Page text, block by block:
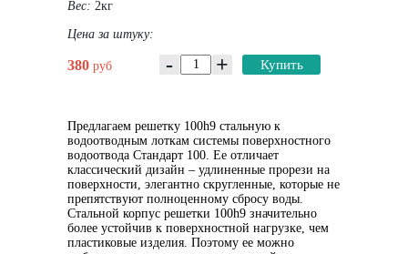
Вес: 2кг
Цена за штуку:
380 руб - + Купить
Предлагаем решетку 100h9 стальную к
водоотводным лоткам системы поверхностного
водоотвода Стандарт 100. Ее отличает
классический дизайн – удлиненные прорези на
поверхности, элегантно скругленные, которые не
препятствуют полноценному сбросу воды.
Стальной корпус решетки 100h9 значительно
более устойчив к поверхностной нагрузке, чем
пластиковые изделия. Поэтому ее можно